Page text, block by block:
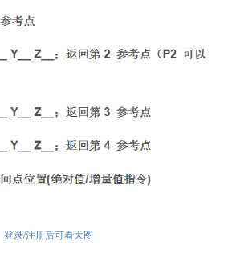
登录/注册后可看大图